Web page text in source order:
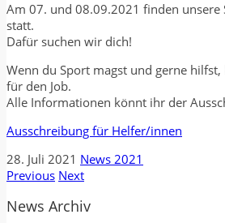
Am 07. und 08.09.2021 finden unsere
statt.
Dafür suchen wir dich!
Wenn du Sport magst und gerne
für den Job.
Alle Informationen könnt ihr der
Ausschreibung für Helfer/innen
28. Juli 2021 News 2021
Previous Next
News Archiv